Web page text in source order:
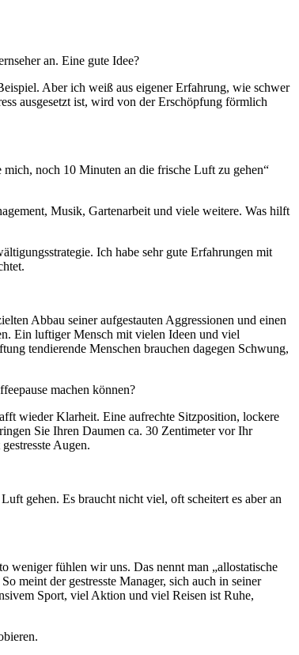
an. Eine gute Idee?
Aber ich weiß aus eigener Erfahrung, wie schwer
ausgesetzt ist, wird von der Erschöpfung förmlich
noch 10 Minuten an die frische Luft zu gehen“
Musik, Gartenarbeit und viele weitere. Was hilft
Ich habe sehr gute Erfahrungen mit
Abbau seiner aufgestauten Aggressionen und einen
Ein luftiger Mensch mit vielen Ideen und viel
tendierende Menschen brauchen dagegen Schwung,
machen können?
wieder Klarheit. Eine aufrechte Sitzposition, lockere
Sie Ihren Daumen ca. 30 Zentimeter vor Ihr
Augen.
gehen. Es braucht nicht viel, oft scheitert es aber an
weniger fühlen wir uns. Das nennt man „allostatische
meint der gestresste Manager, sich auch in seiner
Sport, viel Aktion und viel Reisen ist Ruhe,